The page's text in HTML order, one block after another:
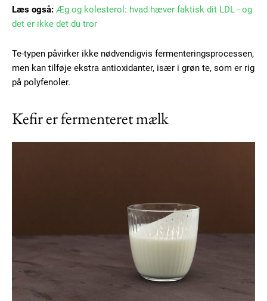
Læs også: Æg og kolesterol: hvad hæver faktisk dit LDL - og
det er ikke det du tror
Te-typen påvirker ikke nødvendigvis fermenteringsprocessen,
men kan tilføje ekstra antioxidanter, især i grøn te, som er rig
på polyfenoler.
Kefir er fermenteret mælk